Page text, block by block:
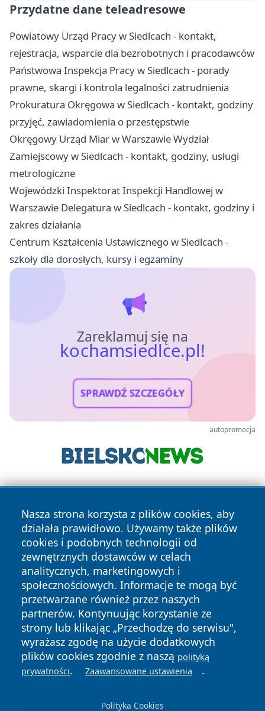
Przydatne dane teleadresowe
Powiatowy Urząd Pracy w Siedlcach - kontakt,
rejestracja, wsparcie dla bezrobotnych i pracodawców
Państwowa Inspekcja Pracy w Siedlcach - porady
prawne, skargi i kontrola legalności zatrudnienia
Prokuratura Okręgowa w Siedlcach - kontakt, godziny
przyjęć, zawiadomienia o przestępstwie
Okręgowy Urząd Miar w Warszawie Wydział
Zamiejscowy w Siedlcach - kontakt, godziny, usługi
metrologiczne
Wojewódzki Inspektorat Inspekcji Handlowej w
Warszawie Delegatura w Siedlcach - kontakt, godziny i
zakres działania
Centrum Kształcenia Ustawicznego w Siedlcach -
szkoły dla dorosłych, kursy i egzaminy
Zareklamuj się na
kochamsiedlce.pl!
SPRAWDŹ SZCZEGÓŁY
autopromocja
Nasza strona korzysta z plików cookies, aby
działała prawidłowo. Używamy także plików
cookies i podobnych technologii od
zewnętrznych dostawców w celach
analitycznych, marketingowych i
społecznościowych. Informacje te mogą być
przetwarzane również przez naszych
partnerów. Kontynuując korzystanie ze
strony lub klikając „Przechodzę do serwisu",
wyrażasz zgodę na użycie dodatkowych
plików cookies zgodnie z naszą polityką
prywatności. Zaawansowane ustawienia .
Polityka Cookies
Copyright © 2026 kochamsiedlce.pl Wszystkie prawa
zastrzeżone.
News Autorzy
Polityka
Prywatności
Polityka
Cookies